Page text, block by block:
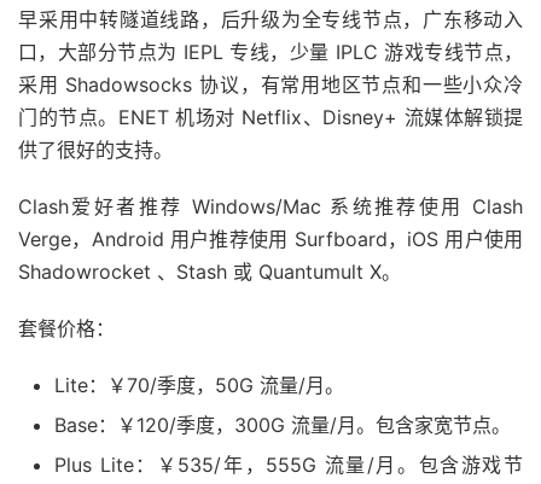
早采用中转隧道线路，后升级为全专线节点，广东移动入
口，大部分节点为 IEPL 专线，少量 IPLC 游戏专线节点，
采用 Shadowsocks 协议，有常用地区节点和一些小众冷
门的节点。ENET 机场对 Netflix、Disney+ 流媒体解锁提
供了很好的支持。
Clash爱好者推荐 Windows/Mac 系统推荐使用 Clash
Verge，Android 用户推荐使用 Surfboard，iOS 用户使用
Shadowrocket 、Stash 或 Quantumult X。
套餐价格：
Lite：￥70/季度，50G 流量/月。
Base：￥120/季度，300G 流量/月。包含家宽节点。
Plus Lite：￥535/年，555G 流量/月。包含游戏节